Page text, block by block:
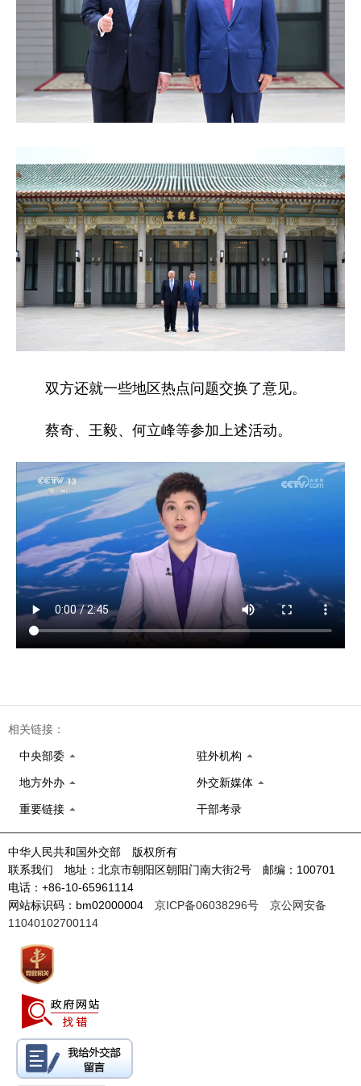
双方还就一些地区热点问题交换了意见。
蔡奇、王毅、何立峰等参加上述活动。
相关链接：
中央部委 驻外机构
地方外办 外交新媒体
重要链接 干部考录
中华人民共和国外交部 版权所有
联系我们 地址：北京市朝阳区朝阳门南大街2号 邮编：100701
电话：+86-10-65961114
网站标识码：bm02000004 京ICP备06038296号
京公网安备
11040102700114